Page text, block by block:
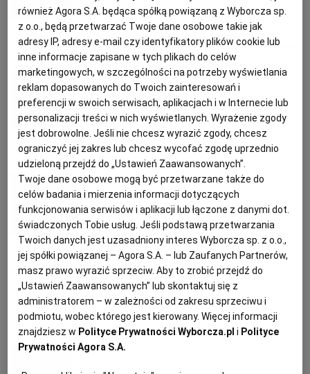
NAPOJE
SAŁATKI
MAKARONY
DRÓB
MIĘSA
RYBY
PRZEKĄSKI
DOMOWE PRZETWORY
DOMOWE PRZYJĘCIE
GRILL
KUCHNIA CHIŃSKA
KUCHNIA TAJSKA
KUCHNIA GRECKA
KUCHNIA PORTUGALSKA
KUCHNIA FRANCUSKA
KUCHNIA AMERYKAŃSKA
KUCHNIA POLSKA
KUCHNIA MEKSYKAŃSKA
ZAKUPY
SPRZĘT KUCHENNY
FIT PRZEPISY
WEGE
WEGAN
BEZ GLUTENU
PODRÓŻE KULINARNE
HISTORIE KULINARNE
FELIETONY KULINARNE
KSIĄŻKI KULINARNE
SZEF KUCHNI
NASZE SERWISY
SERWISY LOKALNE
BIAŁYSTOK
BIELSKO-BIAŁA
BYDGOSZCZ
CZĘSTOCHOWA
ELBLĄG
GLIWICE
WYBORCZA.PL
MAGAZYNY
DUŻY FORMAT
WOLNA SOBOTA
ALE HISTORIA
WYBORCZA TV I VOD
WYBORCZA CLASSIC
WYBORCZA.BIZ
WYSOKIE OBCASY
BIQDATA
FINE DINING KUCHARZ KULINARIA LIGA MISTRZÓW
Artur Skotarczyk
Artur Skotarczyk: Pod kontrolą
POZNAŃ
Piotr Chabzda
Gdzie w Poznaniu zjeść dania
wielkopolskie? Wybraliśmy 4
restauracje, które warto odwiedzić
choć raz
KUCHNIA POLSKA POZNAŃ RESTAURACJA
Tomasz Purol
również Agora S.A. będąca spółką powiązaną z Wyborcza sp.
z o.o., będą przetwarzać Twoje dane osobowe takie jak
adresy IP, adresy e-mail czy identyfikatory plików cookie lub
inne informacje zapisane w tych plikach do celów
marketingowych, w szczególności na potrzeby wyświetlania
reklam dopasowanych do Twoich zainteresowań i
preferencji w swoich serwisach, aplikacjach i w Internecie lub
personalizacji treści w nich wyświetlanych. Wyrażenie zgody
jest dobrowolne. Jeśli nie chcesz wyrazić zgody, chcesz
ograniczyć jej zakres lub chcesz wycofać zgodę uprzednio
udzieloną przejdź do „Ustawień Zaawansowanych”.
Twoje dane osobowe mogą być przetwarzane także do
celów badania i mierzenia informacji dotyczących
funkcjonowania serwisów i aplikacji lub łączone z danymi dot.
świadczonych Tobie usług. Jeśli podstawą przetwarzania
Twoich danych jest uzasadniony interes Wyborcza sp. z o.o.,
jej spółki powiązanej – Agora S.A. – lub Zaufanych Partnerów,
masz prawo wyrazić sprzeciw. Aby to zrobić przejdź do
„Ustawień Zaawansowanych” lub skontaktuj się z
administratorem – w zależności od zakresu sprzeciwu i
podmiotu, wobec którego jest kierowany. Więcej informacji
znajdziesz w Polityce Prywatności Wyborcza.pl i Polityce
Prywatności Agora S.A.